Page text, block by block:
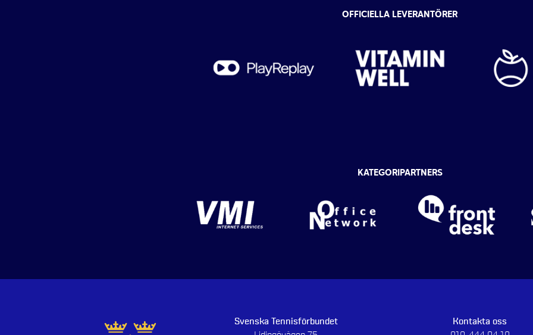
OFFICIELLA LEVERANTÖRER
KATEGORIPARTNERS
Svenska Tennisförbundet
Kontakta oss